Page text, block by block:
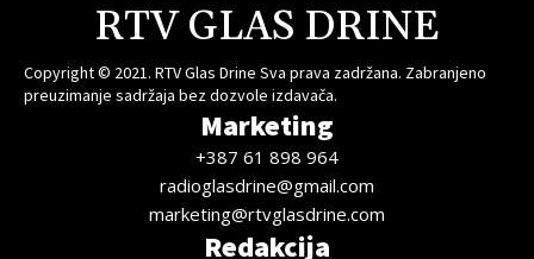
RTV GLAS DRINE
Copyright © 2021. RTV Glas Drine Sva prava zadržana. Zabranjeno
preuzimanje sadržaja bez dozvole izdavača.
Marketing
+387 61 898 964
radioglasdrine@gmail.com
marketing@rtvglasdrine.com
Redakcija